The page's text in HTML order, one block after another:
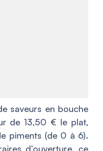
saveurs en bouche
de 13,50 € le plat,
piments (de 0 à 6).
d’ouverture, ce